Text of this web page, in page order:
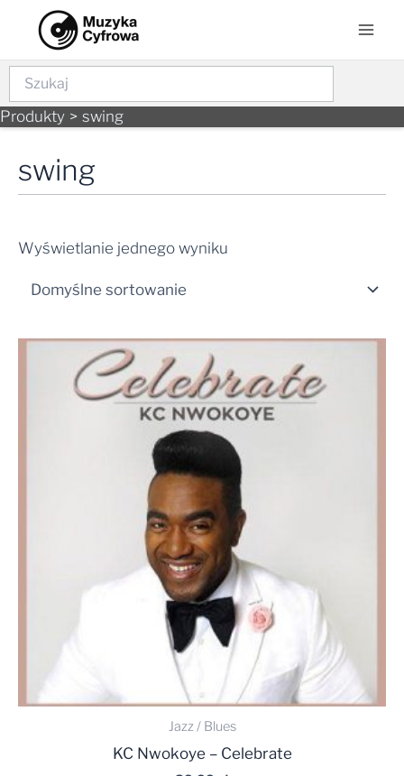
content
Szukaj
Produkty swing
swing
Wyświetlanie jednego wyniku
Jazz / Blues
KC Nwokoye – Celebrate